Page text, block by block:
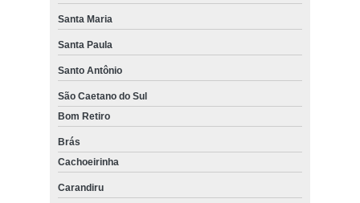
Santa Maria
Santa Paula
Santo Antônio
São Caetano do Sul
Bom Retiro
Brás
Cachoeirinha
Carandiru